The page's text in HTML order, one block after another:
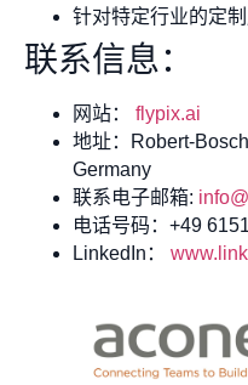
针对特定行业的定制
联系信息：
网站： flypix.ai
地址：Robert-
Germany
联系电子邮箱:
电话号码：+49
LinkedIn：